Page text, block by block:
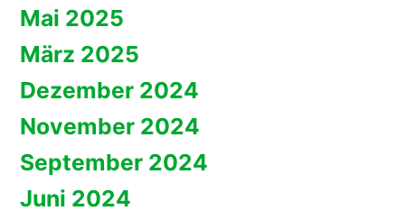
Mai 2025
März 2025
Dezember 2024
November 2024
September 2024
Juni 2024